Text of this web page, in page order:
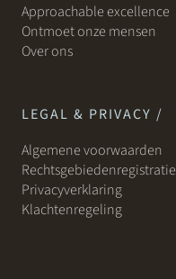
Approachable excellence
Ontmoet onze mensen
Over ons
LEGAL & PRIVACY /
Algemene voorwaarden
Rechtsgebiedenregistratie
Privacyverklaring
Klachtenregeling